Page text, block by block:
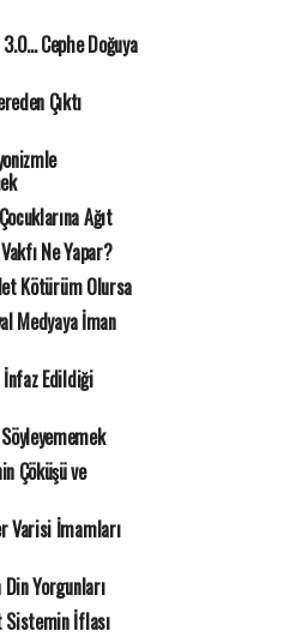
Cephe Doğuya
Çıktı
Ağıt
Ne Yapar?
Kötürüm Olursa
Medyaya İman
Edildiği
Çöküşü ve
Varisi İmamları
Yorgunları
İflası